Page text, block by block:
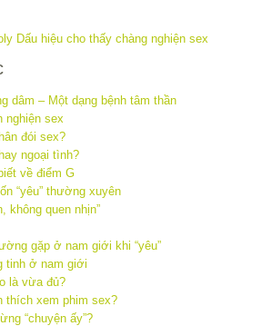
dâm – Một dạng bệnh tâm thần
nghiện sex
đói sex?
ngoại tình?
về điểm G
“yêu” thường xuyên
không quen nhịn”
gặp ở nam giới khi “yêu”
tinh ở nam giới
là vừa đủ?
thích xem phim sex?
“chuyện ấy”?